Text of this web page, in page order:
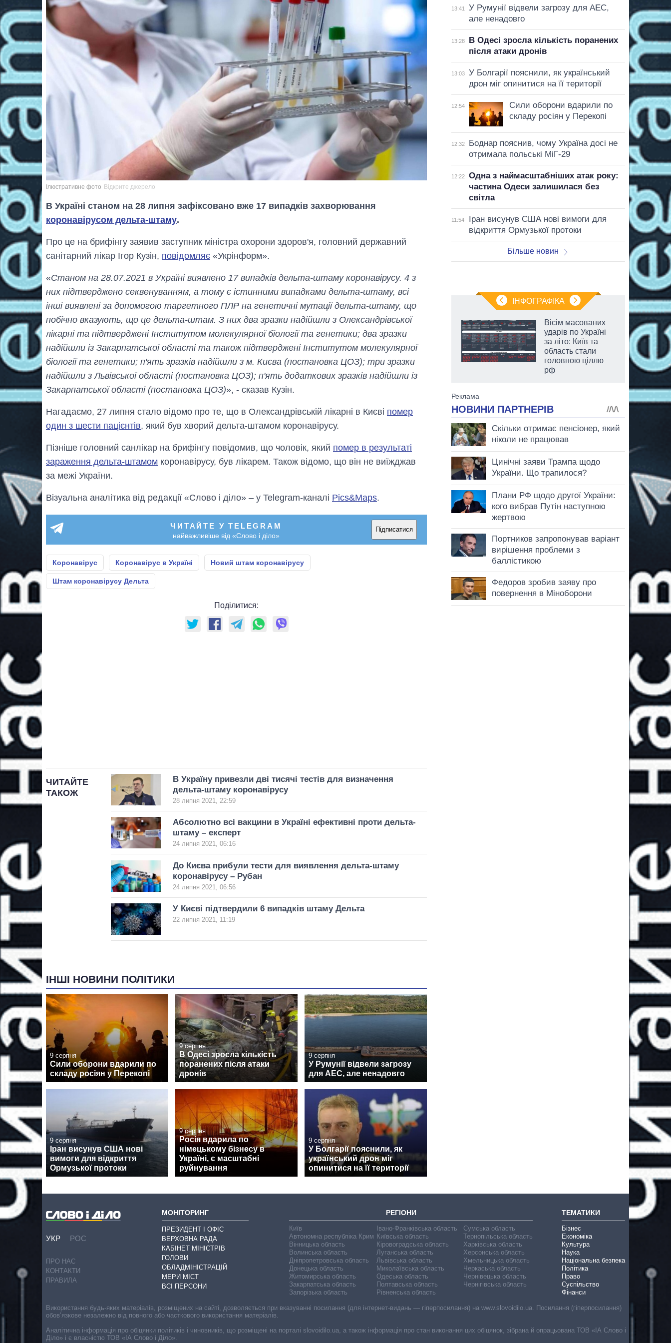
Ілюстративне фото Відкрите джерело
В Україні станом на 28 липня зафіксовано вже 17 випадків захворювання
коронавірусом дельта-штаму.
Про це на брифінгу заявив заступник міністра охорони здоров'я, головний державний
санітарний лікар Ігор Кузін, повідомляє «Укрінформ».
«Станом на 28.07.2021 в Україні виявлено 17 випадків дельта-штаму коронавірусу. 4 з
них підтверджено секвенуванням, а тому є істинними випадками дельта-штаму, всі
інші виявлені за допомогою таргетного ПЛР на генетичні мутації дельта-штаму, що
побічно вказують, що це дельта-штам. З них два зразки надійшли з Олександрівської
лікарні та підтверджені Інститутом молекулярної біології та генетики; два зразки
надійшли із Закарпатської області та також підтверджені Інститутом молекулярної
біології та генетики; п'ять зразків надійшли з м. Києва (постановка ЦОЗ); три зразки
надійшли з Львівської області (постановка ЦОЗ); п'ять додаткових зразків надійшли із
Закарпатської області (постановка ЦОЗ)», - сказав Кузін.
Нагадаємо, 27 липня стало відомо про те, що в Олександрівській лікарні в Києві помер
один з шести пацієнтів, який був хворий дельта-штамом коронавірусу.
Пізніше головний санлікар на брифінгу повідомив, що чоловік, який помер в результаті
зараження дельта-штамом коронавірусу, був лікарем. Також відомо, що він не виїжджав
за межі України.
Візуальна аналітика від редакції «Слово і діло» – у Telegram-каналі Pics&Maps.
ЧИТАЙТЕ У TELEGRAM
найважливіше від «Слово і діло»
Підписатися
Коронавірус Коронавірус в Україні Новий штам коронавірусу
Штам коронавірусу Дельта
Поділитися:
ЧИТАЙТЕ
ТАКОЖ
В Україну привезли дві тисячі тестів для визначення
дельта-штаму коронавірусу
28 липня 2021, 22:59
Абсолютно всі вакцини в Україні ефективні проти дельта-
штаму – експерт
24 липня 2021, 06:16
До Києва прибули тести для виявлення дельта-штаму
коронавірусу – Рубан
24 липня 2021, 06:56
У Києві підтвердили 6 випадків штаму Дельта
22 липня 2021, 11:19
ІНШІ НОВИНИ ПОЛІТИКИ
9 серпня
Сили оборони вдарили по
складу росіян у Перекопі
9 серпня
В Одесі зросла кількість
поранених після атаки
дронів
9 серпня
У Румунії відвели загрозу
для АЕС, але ненадовго
9 серпня
Іран висунув США нові
вимоги для відкриття
Ормузької протоки
9 серпня
Росія вдарила по
німецькому бізнесу в
Україні, є масштабні
руйнування
9 серпня
У Болгарії пояснили, як
український дрон міг
опинитися на її території
13:41
У Румунії відвели загрозу для АЕС,
але ненадовго
13:28
В Одесі зросла кількість поранених
після атаки дронів
13:03
У Болгарії пояснили, як український
дрон міг опинитися на її території
12:54
Сили оборони вдарили по
складу росіян у Перекопі
12:32
Боднар пояснив, чому Україна досі не
отримала польські МіГ-29
12:22
Одна з наймасштабніших атак року:
частина Одеси залишилася без
світла
11:54
Іран висунув США нові вимоги для
відкриття Ормузької протоки
Більше новин
ІНФОГРАФІКА
Як змінився
бюджет
Міністерства
оборони за 13
років війни з
росією
Вісім масованих
ударів по Україні
за літо: Київ та
область стали
головною ціллю
рф
УКР РОС
ПРО НАС
КОНТАКТИ
ПРАВИЛА
МОНІТОРИНГ
ПРЕЗИДЕНТ І ОФІС
ВЕРХОВНА РАДА
КАБІНЕТ МІНІСТРІВ
ГОЛОВИ
ОБЛАДМІНІСТРАЦІЙ
МЕРИ МІСТ
ВСІ ПЕРСОНИ
РЕГІОНИ
Київ
Автономна республіка Крим
Вінницька область
Волинська область
Дніпропетровська область
Донецька область
Житомирська область
Закарпатська область
Запорізька область
Івано-Франківська область
Київська область
Кіровоградська область
Луганська область
Львівська область
Миколаївська область
Одеська область
Полтавська область
Рівненська область
Сумська область
Тернопільська область
Харківська область
Херсонська область
Хмельницька область
Черкаська область
Чернівецька область
Чернігівська область
ТЕМАТИКИ
Бізнес
Економіка
Культура
Наука
Національна безпека
Політика
Право
Суспільство
Фінанси
Використання будь-яких матеріалів, розміщених на сайті, дозволяється при вказуванні посилання (для інтернет-видань — гіперпосилання) на www.slovoidilo.ua. Посилання (гіперпосилання)
обов’язкове незалежно від повного або часткового використання матеріалів.
Аналітична інформація про обіцянки політиків і чиновників, що розміщені на порталі slovoidilo.ua, а також інформація про стан виконання цих обіцянок, зібрана й опрацьована ТОВ «ІА Слово і
Діло» і є власністю ТОВ «ІА Слово і Діло».